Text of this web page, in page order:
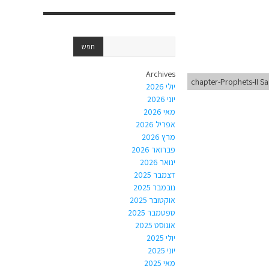
chapter-Prophets-II
Archives
יולי 2026
יוני 2026
מאי 2026
אפריל 2026
מרץ 2026
פברואר 2026
ינואר 2026
דצמבר 2025
נובמבר 2025
אוקטובר 2025
ספטמבר 2025
אוגוסט 2025
יולי 2025
יוני 2025
מאי 2025